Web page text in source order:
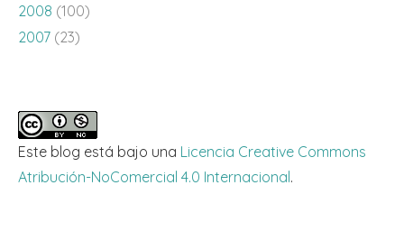
2008 (100)
2007 (23)
Este blog está bajo una Licencia Creative Commons
Atribución-NoComercial 4.0 Internacional.